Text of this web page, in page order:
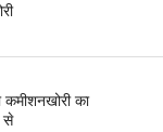
कमीशनखोरी का
से